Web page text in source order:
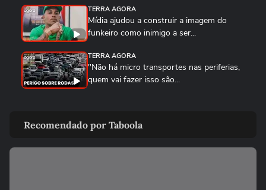
TERRA AGORA
Mídia ajudou a construir a imagem do
funkeiro como inimigo a ser...
TERRA AGORA
"Não há micro transportes nas periferias,
quem vai fazer isso são...
pequenas quilometragens na...
ROLÊ DE QUEBRADA
Recomendado por Taboola